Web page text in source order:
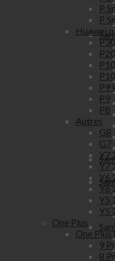
P
P
Huawei p
P30
P20
P10
P9
P9
P8
Autres
G8
G7
Y7
Y7
Y6
Y6
Y5
Y5
One Plus
One Plus
9
8